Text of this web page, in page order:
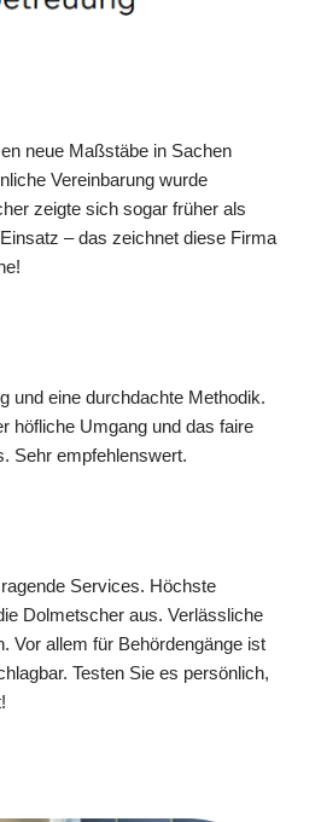
neue Maßstäbe in Sachen
Vereinbarung wurde
zeigte sich sogar früher als
– das zeichnet diese Firma
und eine durchdachte Methodik.
höfliche Umgang und das faire
Sehr empfehlenswert.
Services. Höchste
Dolmetscher aus. Verlässliche
Vor allem für Behördengänge ist
Testen Sie es persönlich,